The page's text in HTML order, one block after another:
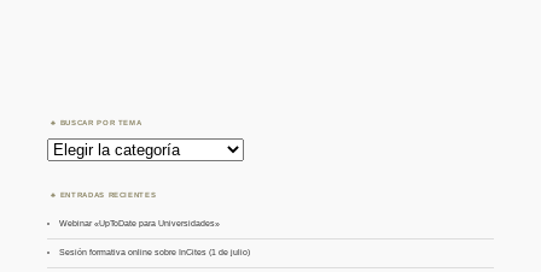
BUSCAR POR TEMA
Buscar
por
Tema
ENTRADAS RECIENTES
Webinar «UpToDate para Universidades»
Sesión formativa online sobre InCites (1 de julio)